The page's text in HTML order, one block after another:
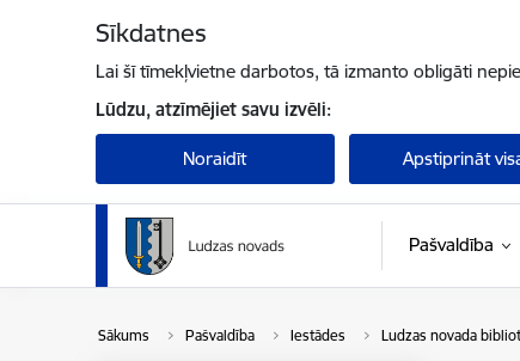
Sīkdatnes
Lai šī tīmekļvietne darbotos, tā izmanto obligāti
Lūdzu, atzīmējiet savu izvēli:
Noraidīt Apstiprināt
Pašvaldība
Sākums Pašvaldība Iestādes Ludzas novada